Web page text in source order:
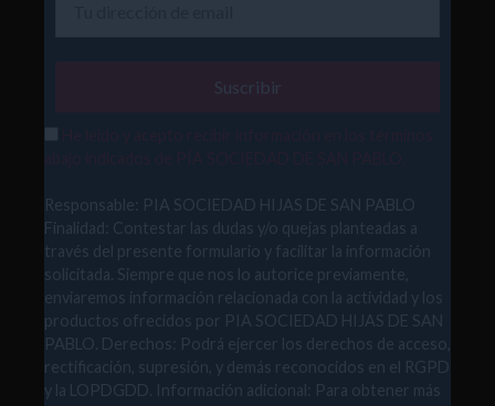
Responsable: PIA SOCIEDAD HIJAS DE SAN PABLO
Finalidad: Contestar las dudas y/o quejas planteadas a
través del presente formulario y facilitar la información
solicitada. Siempre que nos lo autorice previamente,
enviaremos información relacionada con la actividad y los
productos ofrecidos por PIA SOCIEDAD HIJAS DE SAN
PABLO. Derechos: Podrá ejercer los derechos de acceso,
rectificación, supresión, y demás reconocidos en el RGPD
y la LOPDGDD. Información adicional: Para obtener más